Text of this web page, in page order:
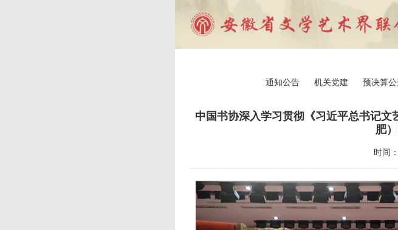
通知公告 机关党建 预决算
中国书协深入学习贯彻《习近平总书记
肥
时间